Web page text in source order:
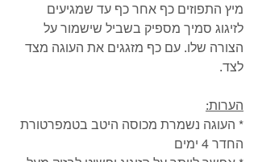
מיץ התפוזים כף אחר כף עד שמגיעים
לזיגוג סמיך מספיק בשביל שישמור על
הצורה שלו. עם כף מזגגים את העוגה מצד
לצד.
הערות:
* העוגה נשמרת מכוסה היטב בטמפרטורת
החדר 4 ימים